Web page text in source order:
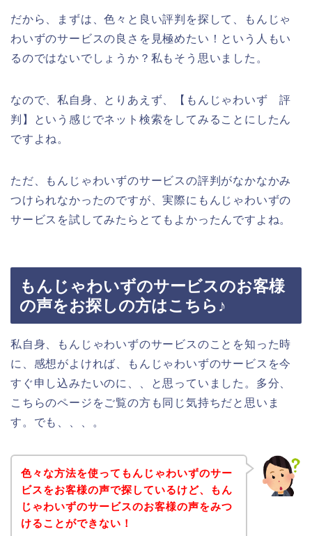
だから、まずは、色々と良い評判を探して、もんじゃ
わいずのサービスの良さを見極めたい！という人もい
るのではないでしょうか？私もそう思いました。
なので、私自身、とりあえず、【もんじゃわいず 評
判】という感じでネット検索をしてみることにしたん
ですよね。
ただ、もんじゃわいずのサービスの評判がなかなかみ
つけられなかったのですが、実際にもんじゃわいずの
サービスを試してみたらとてもよかったんですよね。
もんじゃわいずのサービスのお客様
の声をお探しの方はこちら♪
私自身、もんじゃわいずのサービスのことを知った時
に、感想がよければ、もんじゃわいずのサービスを今
すぐ申し込みたいのに、、と思っていました。多分、
こちらのページをご覧の方も同じ気持ちだと思いま
す。でも、、、。
色々な方法を使ってもんじゃわいずのサー
ビスをお客様の声で探しているけど、もん
じゃわいずのサービスのお客様の声をみつ
けることができない！